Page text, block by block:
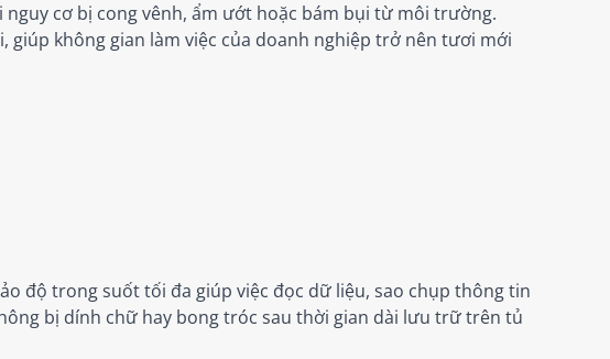
cơ bị cong vênh, ẩm ướt hoặc bám bụi từ môi trường.
giúp không gian làm việc của doanh nghiệp trở nên tươi mới
độ trong suốt tối đa giúp việc đọc dữ liệu, sao chụp thông tin
bị dính chữ hay bong tróc sau thời gian dài lưu trữ trên tủ